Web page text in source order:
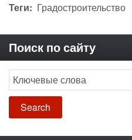
Теги
Градостроительство
Поиск по сайту
Search